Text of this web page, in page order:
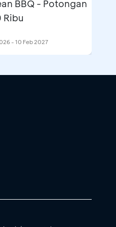
BBQ - Potongan
Ribu
- 10 Feb 2027